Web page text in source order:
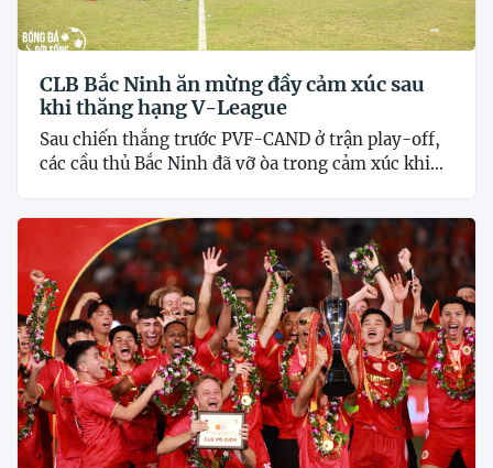
CLB Bắc Ninh ăn mừng đầy cảm xúc sau
khi thăng hạng V-League
Sau chiến thắng trước PVF-CAND ở trận play-off,
các cầu thủ Bắc Ninh đã vỡ òa trong cảm xúc khi...